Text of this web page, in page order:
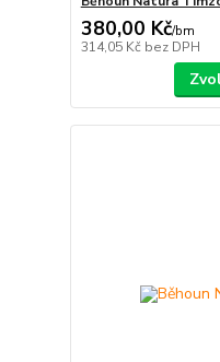
380,00 Kč/bm
314,05 Kč bez DPH